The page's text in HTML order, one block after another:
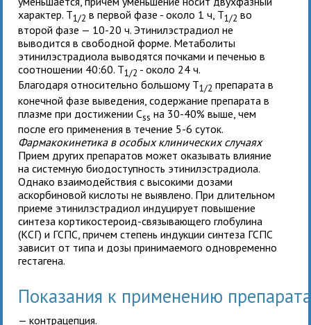
характер. T1/2 в первой фазе - около 1 ч, T1/2 во
второй фазе — 10-20 ч. Этинилэстрадиол не
выводится в свободной форме. Метаболиты
этинилэстрадиола выводятся почками и печенью в
соотношении 40:60. T1/2 - около 24 ч.
Благодаря относительно большому T1/2 препарата в
конечной фазе выведения, содержание препарата в
плазме при достижении Cssна 30-40% выше, чем
после его применения в течение 5-6 суток.
Фармакокинетика в особых клинических случаях
Прием других препаратов может оказывать влияние
на системную биодоступность этинилэстрадиола.
Однако взаимодействия с высокими дозами
аскорбиновой кислоты не выявлено. При длительном
приеме этинилэстрадиол индуцирует повышение
синтеза кортикостероид-связывающего глобулина
(КСГ) и ГСПС, причем степень индукции синтеза ГСПС
зависит от типа и дозы принимаемого одновременно
гестагена.
Показания к применению
— контрацепция.